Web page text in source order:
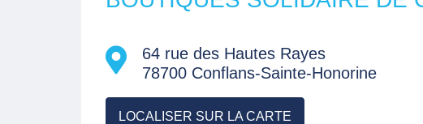
64 rue des Hautes Rayes
78700 Conflans-Sainte-Honorine
LOCALISER SUR LA CARTE